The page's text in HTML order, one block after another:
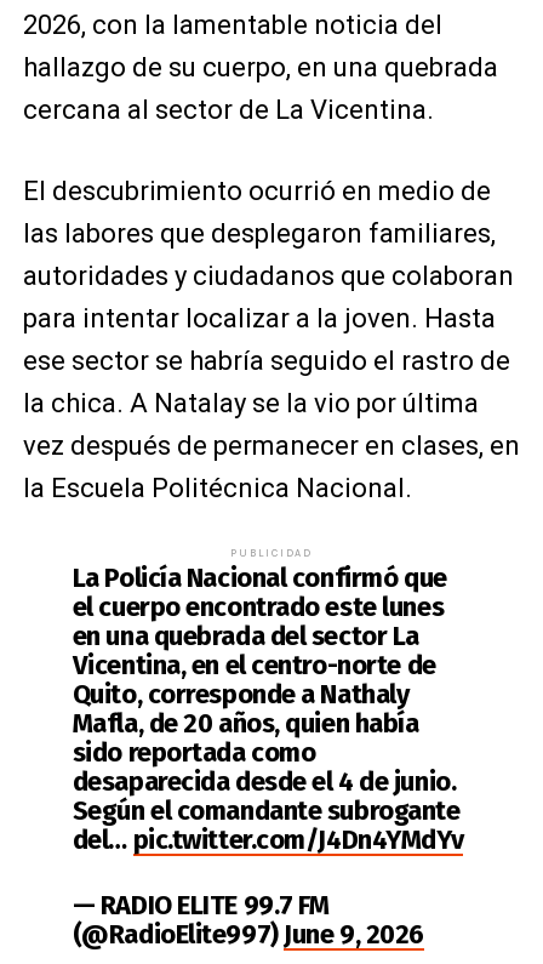
2026, con la lamentable noticia del
hallazgo de su cuerpo, en una quebrada
cercana al sector de La Vicentina.
El descubrimiento ocurrió en medio de
las labores que desplegaron familiares,
autoridades y ciudadanos que colaboran
para intentar localizar a la joven. Hasta
ese sector se habría seguido el rastro de
la chica. A Natalay se la vio por última
vez después de permanecer en clases, en
la Escuela Politécnica Nacional.
PUBLICIDAD
La Policía Nacional confirmó que
el cuerpo encontrado este lunes
en una quebrada del sector La
Vicentina, en el centro-norte de
Quito, corresponde a Nathaly
Mafla, de 20 años, quien había
sido reportada como
desaparecida desde el 4 de junio.
Según el comandante subrogante
del… pic.twitter.com/J4Dn4YMdYv
— RADIO ELITE 99.7 FM
(@RadioElite997)June 9, 2026